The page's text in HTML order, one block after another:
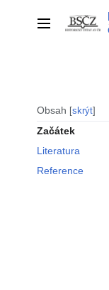
Hlavní
Obsah skrýt
Začátek
Literatura
Reference